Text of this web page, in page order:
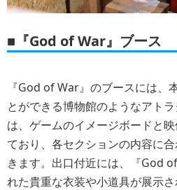
■『God of War』ブース
『God of War』のブースには、
とができる博物館のようなアト
は、ゲームのイメージボードと
ており、各セクションの内容に
きます。出口付近には、『God
れた貴重な衣装や小道具が展示さ